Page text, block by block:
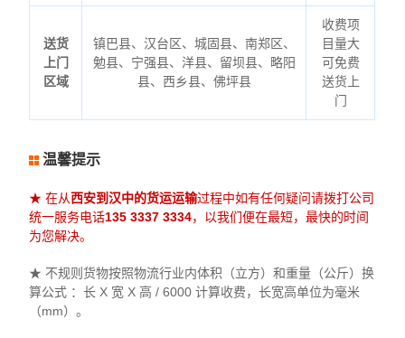
送货
上门
区域
镇巴县、汉台区、城固县、南郑区、
勉县、宁强县、洋县、留坝县、略阳
县、西乡县、佛坪县
收费项
目量大
可免费
送货上
门
温馨提示
★ 在从西安到汉中的货运运输过程中如有任何疑问请拨打公司
统一服务电话135 3337 3334，以我们便在最短，最快的时间
为您解决。
★ 不规则货物按照物流行业内体积（立方）和重量（公斤）换
算公式 ：长 X 宽 X 高 / 6000 计算收费，长宽高单位为毫米
（mm）。